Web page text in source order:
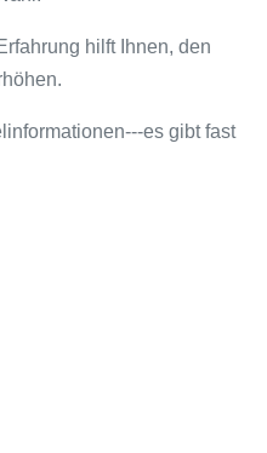
hilft Ihnen, den
es gibt fast